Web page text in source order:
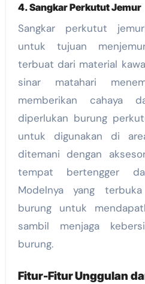
4. Sangkar Perkutut Jemur
Sangkar perkutut
untuk tujuan
terbuat dari material
sinar matahari
memberikan cahaya
diperlukan burung
untuk digunakan di
ditemani dengan
tempat bertengger
Modelnya yang
burung untuk
sambil menjaga
burung.
Fitur-Fitur Unggulan